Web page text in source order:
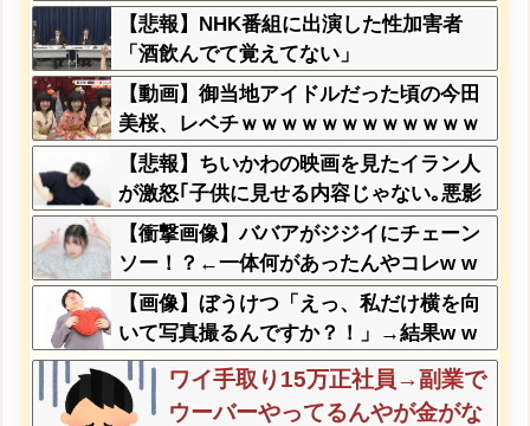
い・・・
【悲報】NHK番組に出演した性加害者
「酒飲んでて覚えてない」
【動画】御当地アイドルだった頃の今田
美桜、レベチｗｗｗｗｗｗｗｗｗｗｗｗ
ｗｗｗｗｗｗ
【悲報】ちいかわの映画を見たイラン人
が激怒｢子供に見せる内容じゃない｡悪影
響は計り知れない｣←これw w w w w w
w w w
【衝撃画像】ババアがジジイにチェーン
ソー！？←一体何があったんやコレw w
w w w w w w w
【画像】ぼうけつ「えっ、私だけ横を向
いて写真撮るんですか？！」→結果w w
w w w w w w
ワイ手取り15万正社員→副業で
ウーバーやってるんやが金がな